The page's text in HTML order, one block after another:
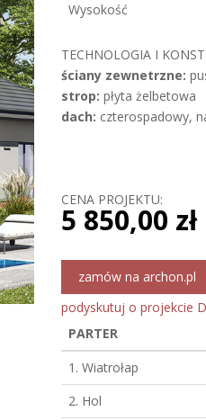
Wysokość
TECHNOLOGIA I
ściany zewnetrzne:
strop: płyta żelbetowa
dach: czterospadowy,
CENA PROJEKTU:
5 850,00 zł
zamów na archon.pl
podyskutuj o projekcie
PARTER
1. Wiatrołap
2. Hol